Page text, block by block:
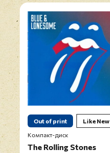
Out of print
Like New
Компакт-диск
The Rolling Stones